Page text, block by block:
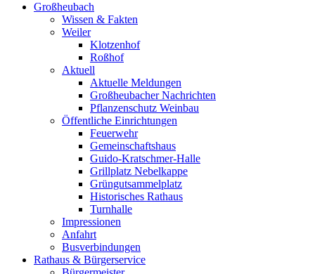
Großheubach
Wissen & Fakten
Weiler
Klotzenhof
Roßhof
Aktuell
Aktuelle Meldungen
Großheubacher Nachrichten
Pflanzenschutz Weinbau
Öffentliche Einrichtungen
Feuerwehr
Gemeinschaftshaus
Guido-Kratschmer-Halle
Grillplatz Nebelkappe
Grüngutsammelplatz
Historisches Rathaus
Turnhalle
Impressionen
Anfahrt
Busverbindungen
Rathaus & Bürgerservice